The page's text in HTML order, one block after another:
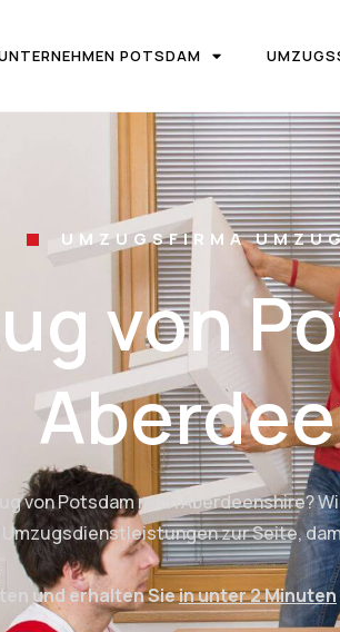
POTSDAM
UMZUGSFIRMA
von
von Potsdam nach Aberdeenshire?
Umzugsdienstleistungen zur Seite,
und erhalten Siein unter 2 Minuten